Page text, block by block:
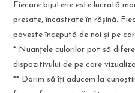
Fiecare bijuterie este lucrată
presate, încastrate în rășină.
poveste începută de noi și pe
* Nuanțele culorilor pot să
dispozitivului de pe care
** Dorim să îți aducem la